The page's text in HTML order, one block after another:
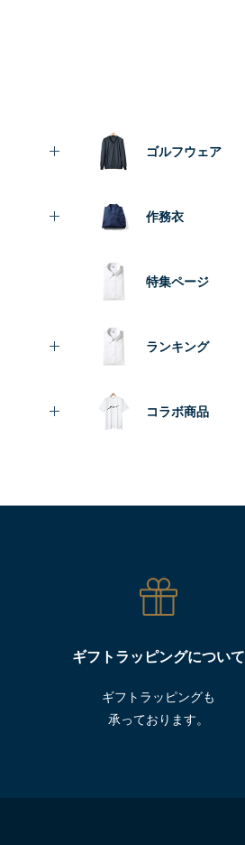
ゴルフウェア
作務衣
特集ページ
ランキング
コラボ商品
ギフトラッピングについて
ギフトラッピングも
承っております。